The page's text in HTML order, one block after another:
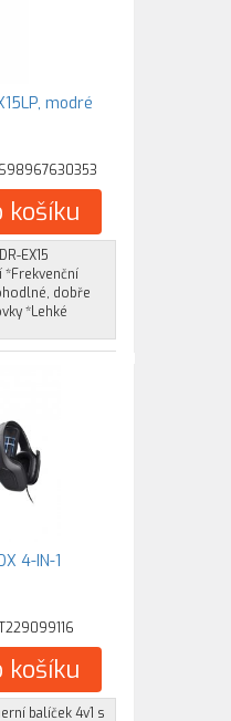
modré
košíku
EX15
*Frekvenční
dobře
*Lehké
4-IN-1
košíku
balíček 4v1 s